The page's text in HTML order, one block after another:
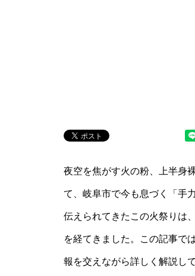
夜空を焦がす火の粉、上半身
て、岐阜市で今も息づく「手
伝えられてきたこの火祭りは
を経てきました。この記事で
報を交えながら詳しく解説し